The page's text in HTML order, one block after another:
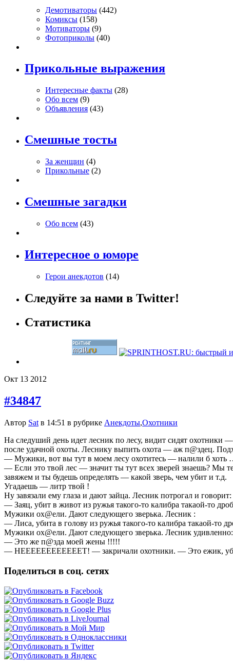
Демотиваторы (442)
Комиксы (158)
Мотиваторы (9)
Фотоприколы (40)
Прикольные выражения
Интересные факты (28)
Обо всем (9)
Объявления (43)
Смешные тосты
За женщин (4)
Прикольные (2)
Смешные загадки
Обо всем (43)
Интересное о юморе
Герои анекдотов (14)
Следуйте за нами в Twitter!
Статистика
Окт 13 2012
#34847
Автор Sat в 14:51 в рубрике Анекдоты,Охотники
На следуший день идет лесник по лесу, видит сидят охотники
после удачной охоты. Леснику выпить охота — аж п@здец.
— Мужики, вот вы тут в моем лесу охотитесь — налили б хоть
— Если это твой лес — значит ты тут всех зверей знаешь? Мы
завяжем и ты будешь определять — какой зверь, чем убит и т.д.
Угадаешь — литр твой !
Ну завязали ему глаза и дают зайца. Лесник потрогал и говорит:
— Заяц, убит в живот из ружья такого-то калибра такаой-то
Мужики ох@ели. Дают следующего зверька. Лесник :
— Лиса, убита в голову из ружья такого-то калибра такаой-то
Мужики ох@ели. Дают следующего зверька. Лесник удивленно:
— Этo жe п@здa мoeй жены !!!!!
— HEEEEEEEEEEEET! — закричaли охотники. — Этo ежик,
Поделиться в соц. сетях